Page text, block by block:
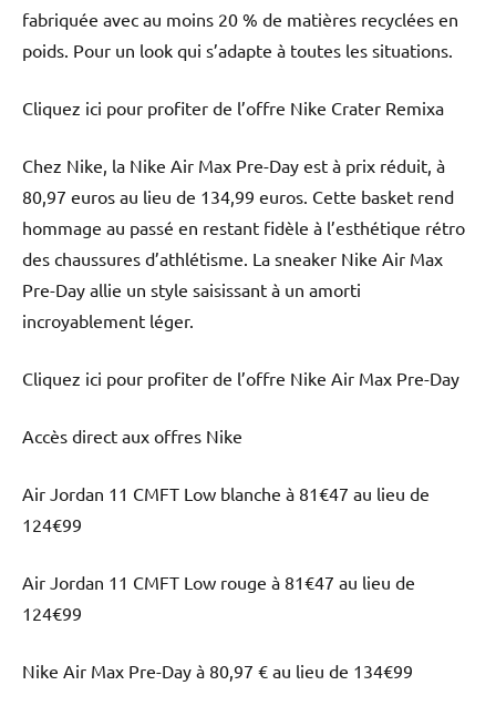
fabriquée avec au moins 20 % de matières recyclées en
poids. Pour un look qui s’adapte à toutes les situations.
Cliquez ici pour profiter de l’offre Nike Crater Remixa
Chez Nike, la Nike Air Max Pre-Day est à prix réduit, à
80,97 euros au lieu de 134,99 euros. Cette basket rend
hommage au passé en restant fidèle à l’esthétique rétro
des chaussures d’athlétisme. La sneaker Nike Air Max
Pre-Day allie un style saisissant à un amorti
incroyablement léger.
Cliquez ici pour profiter de l’offre Nike Air Max Pre-Day
Accès direct aux offres Nike
Air Jordan 11 CMFT Low blanche à 81€47 au lieu de
124€99
Air Jordan 11 CMFT Low rouge à 81€47 au lieu de
124€99
Nike Air Max Pre-Day à 80,97 € au lieu de 134€99